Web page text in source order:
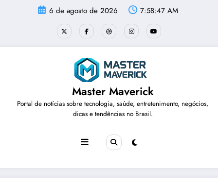
6 de agosto de 2026 7:58:47 AM
Master Maverick
Portal de notícias sobre tecnologia, saúde, entretenimento, negócios,
dicas e tendências no Brasil.